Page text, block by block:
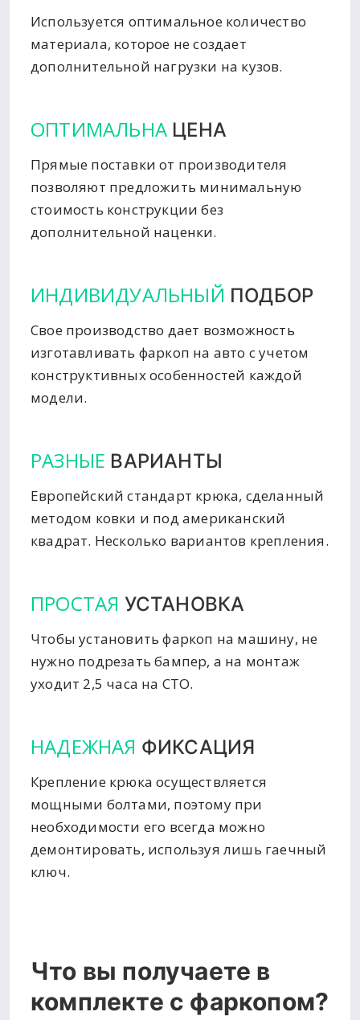
Используется оптимальное количество
материала, которое не создает
дополнительной нагрузки на кузов.
ОПТИМАЛЬНА ЦЕНА
Прямые поставки от производителя
позволяют предложить минимальную
стоимость конструкции без
дополнительной наценки.
ИНДИВИДУАЛЬНЫЙ ПОДБОР
Свое производство дает возможность
изготавливать фаркоп на авто с учетом
конструктивных особенностей каждой
модели.
РАЗНЫЕ ВАРИАНТЫ
Европейский стандарт крюка, сделанный
методом ковки и под американский
квадрат. Несколько вариантов крепления.
ПРОСТАЯ УСТАНОВКА
Чтобы установить фаркоп на машину, не
нужно подрезать бампер, а на монтаж
уходит 2,5 часа на СТО.
НАДЕЖНАЯ ФИКСАЦИЯ
Крепление крюка осуществляется
мощными болтами, поэтому при
необходимости его всегда можно
демонтировать, используя лишь гаечный
ключ.
Что вы получаете в
комплекте с фаркопом?